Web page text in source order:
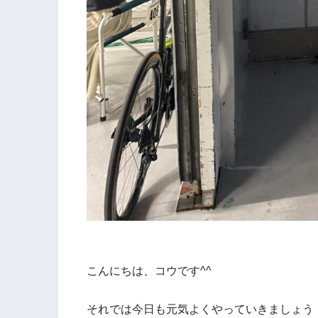
こんにちは、コウです^^
それでは今日も元気よくやっていきましょう